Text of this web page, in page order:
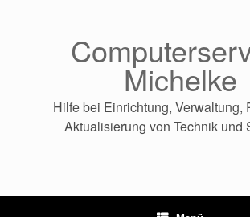
Michelke
Hilfe bei Einrichtung, Verwaltung,
Aktualisierung von Technik und